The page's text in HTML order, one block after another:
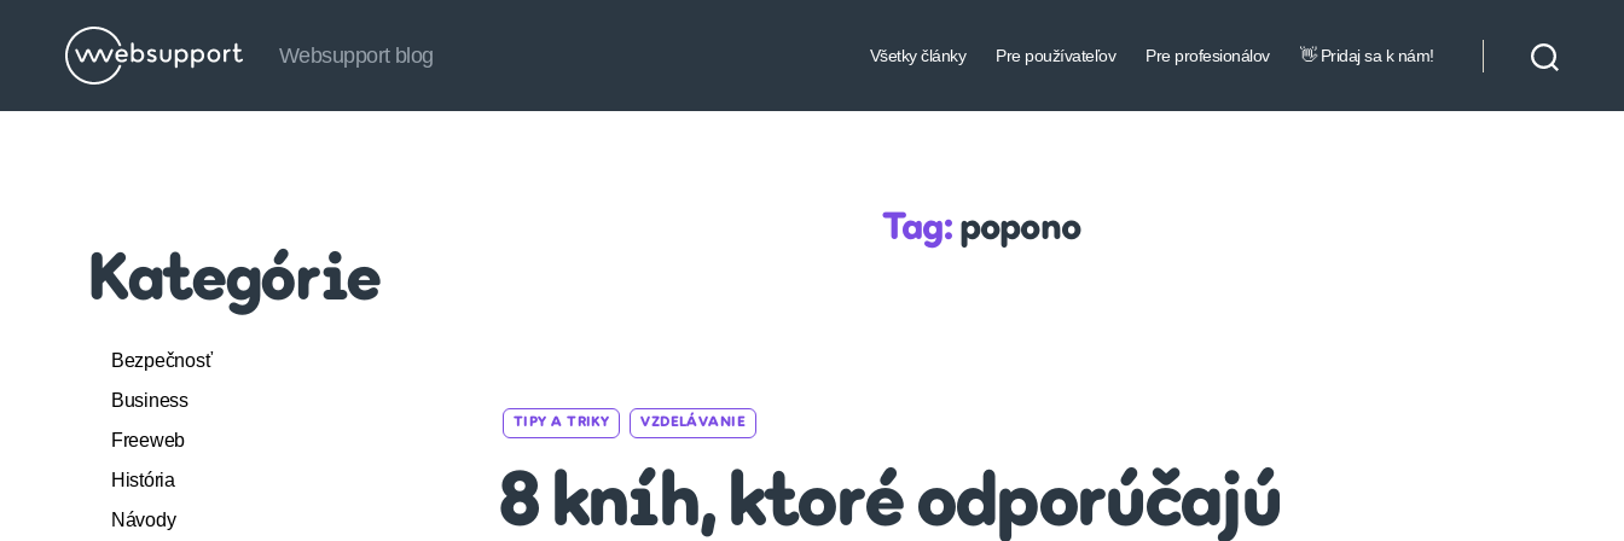
Websupport
Websupport blog Všetky články Pre používateľov Pre profesionálov 👋 Pridaj sa k nám!
Kategórie
Bezpečnosť
Business
Freeweb
História
Návody
Tag: popono
TIPY A TRIKY VZDELÁVANIE
8 kníh, ktoré odporúčajú